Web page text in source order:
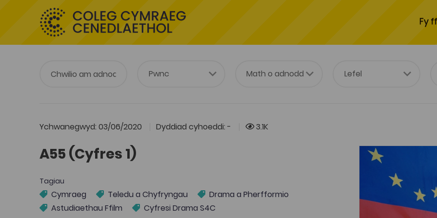
Fy
Ychwanegwyd: 03/06/2020 Dyddiad cyhoeddi: -
3.1K
A55 (Cyfres 1)
Tagiau
Cymraeg Teledu a Chyfryngau
Drama a Pherfformio
Astudiaethau Ffilm
Cyfresi Drama S4C